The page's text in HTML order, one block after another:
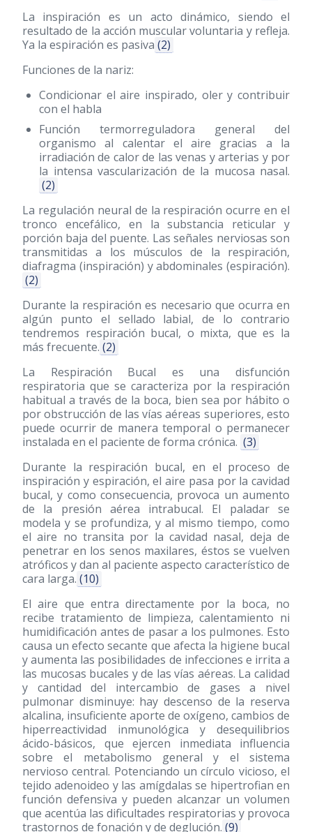
La inspiración es un acto dinámico, siendo el
resultado de la acción muscular voluntaria y refleja.
Ya la espiración es pasiva (2)
Funciones de la nariz:
Condicionar el aire inspirado, oler y contribuir
con el habla
Función termorreguladora general del
organismo al calentar el aire gracias a la
irradiación de calor de las venas y arterias y por
la intensa vascularización de la mucosa nasal.
(2)
La regulación neural de la respiración ocurre en el
tronco encefálico, en la substancia reticular y
porción baja del puente. Las señales nerviosas son
transmitidas a los músculos de la respiración,
diafragma (inspiración) y abdominales (espiración).
(2)
Durante la respiración es necesario que ocurra en
algún punto el sellado labial, de lo contrario
tendremos respiración bucal, o mixta, que es la
más frecuente. (2)
La Respiración Bucal es una disfunción
respiratoria que se caracteriza por la respiración
habitual a través de la boca, bien sea por hábito o
por obstrucción de las vías aéreas superiores, esto
puede ocurrir de manera temporal o permanecer
instalada en el paciente de forma crónica. (3)
Durante la respiración bucal, en el proceso de
inspiración y espiración, el aire pasa por la cavidad
bucal, y como consecuencia, provoca un aumento
de la presión aérea intrabucal. El paladar se
modela y se profundiza, y al mismo tiempo, como
el aire no transita por la cavidad nasal, deja de
penetrar en los senos maxilares, éstos se vuelven
atróficos y dan al paciente aspecto característico de
cara larga. (10)
El aire que entra directamente por la boca, no
recibe tratamiento de limpieza, calentamiento ni
humidificación antes de pasar a los pulmones. Esto
causa un efecto secante que afecta la higiene bucal
y aumenta las posibilidades de infecciones e irrita a
las mucosas bucales y de las vías aéreas. La calidad
y cantidad del intercambio de gases a nivel
pulmonar disminuye: hay descenso de la reserva
alcalina, insuficiente aporte de oxígeno, cambios de
hiperreactividad inmunológica y desequilibrios
ácido-básicos, que ejercen inmediata influencia
sobre el metabolismo general y el sistema
nervioso central. Potenciando un círculo vicioso, el
tejido adenoideo y las amígdalas se hipertrofian en
función defensiva y pueden alcanzar un volumen
que acentúa las dificultades respiratorias y provoca
trastornos de fonación y de deglución. (9)